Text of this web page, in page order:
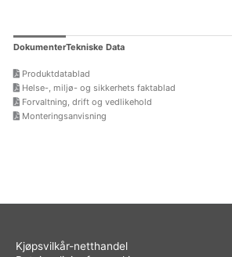
DokumenterTekniske Data
Produktdatablad
Helse-, miljø- og sikkerhets faktablad
Forvaltning, drift og vedlikehold
Monteringsanvisning
Kjøpsvilkår-netthandel